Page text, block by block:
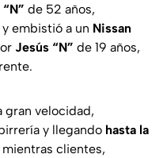
de 52 años,
embistió a un Nissan
Jesús “N” de 19 años,
gran velocidad,
y llegando hasta la
clientes,